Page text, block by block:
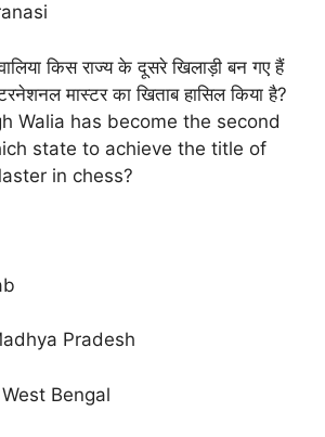
किस राज्य के दूसरे खिलाड़ी बन गए हैं
मास्टर का खिताब हासिल किया है?
Walia has become the second
state to achieve the title of
in chess?
Pradesh
West Bengal